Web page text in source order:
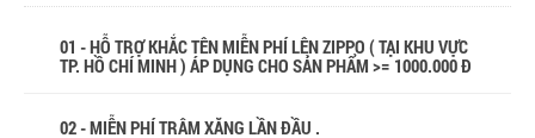
01 - HỖ TRỢ KHẮC TÊN MIỄN PHÍ LÊN ZIPPO ( TẠI KHU VỰC
TP. HỒ CHÍ MINH ) ÁP DỤNG CHO SẢN PHẨM >= 1000.000 Đ
02 - MIỄN PHÍ TRÂM XĂNG LẦN ĐẦU .